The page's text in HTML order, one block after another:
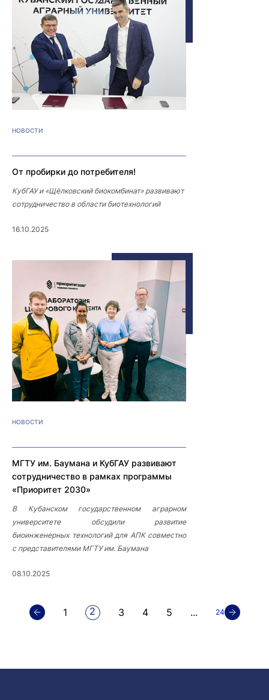
НОВОСТИ
От пробирки до потребителя!
КубГАУ и «Щёлковский биокомбинат» развивают
сотрудничество в области биотехнологий
16.10.2025
НОВОСТИ
МГТУ им. Баумана и КубГАУ развивают
сотрудничество в рамках программы
«Приоритет 2030»
В Кубанском государственном аграрном
университете обсудили развитие
биоинженерных технологий для АПК совместно
с представителями МГТУ им. Баумана
08.10.2025
1 2 3 4 5 ... 24